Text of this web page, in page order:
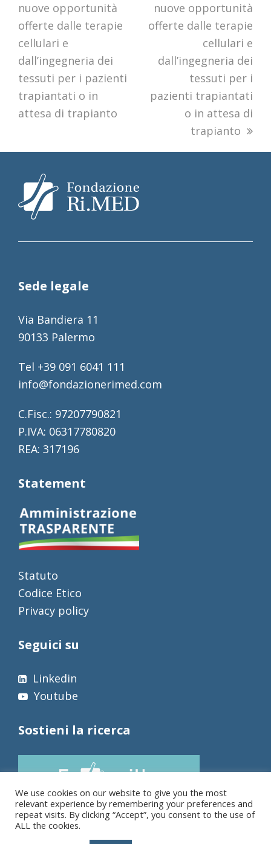
nuove opportunità
offerte dalle terapie
cellulari e
dall’ingegneria dei
tessuti per i pazienti
trapiantati o in
attesa di trapianto
nuove opportunità
offerte dalle terapie
cellulari e
dall’ingegneria dei
tessuti per i
pazienti trapiantati
o in attesa di
trapianto
Sede legale
Via Bandiera 11
90133 Palermo
Tel +39 091 6041 111
info@fondazionerimed.com
C.Fisc.: 97207790821
P.IVA: 06317780820
REA: 317196
Statement
Statuto
Codice Etico
Privacy policy
Seguici su
Linkedin
Youtube
Sostieni la ricerca
We use cookies on our website to give you the most
relevant experience by remembering your preferences and
repeat visits. By clicking “Accept”, you consent to the use of
ALL the cookies.